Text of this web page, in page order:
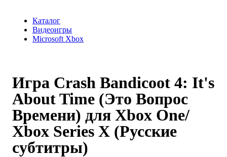
Каталог
Видеоигры
Microsoft Xbox
Игра Crash Bandicoot 4: It's
About Time (Это Вопрос
Времени) для Xbox One/
Xbox Series X (Русские
субтитры)